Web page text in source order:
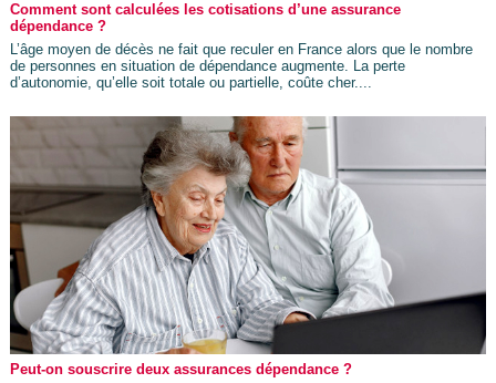
Comment sont calculées les cotisations d’une assurance
dépendance ?
L’âge moyen de décès ne fait que reculer en France alors que le nombre
de personnes en situation de dépendance augmente. La perte
d’autonomie, qu’elle soit totale ou partielle, coûte cher....
Peut-on souscrire deux assurances dépendance ?